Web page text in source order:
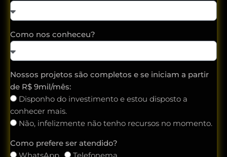
Como nos conheceu?
Nossos projetos são completos e se iniciam a partir
de R$ 9mil/mês:
Disponho do investimento e estou disposto a
conhecer mais.
Não, infelizmente não tenho recursos no momento.
Como prefere ser atendido?